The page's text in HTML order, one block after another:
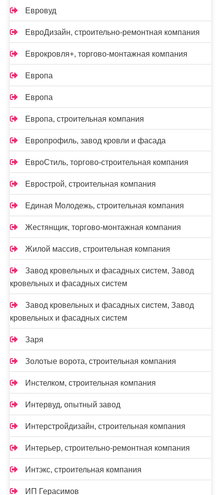
Евровуд
ЕвроДизайн, строительно-ремонтная компания
Еврокровля+, торгово-монтажная компания
Европа
Европа
Европа, строительная компания
Европрофиль, завод кровли и фасада
ЕвроСтиль, торгово-строительная компания
Еврострой, строительная компания
Единая Молодежь, строительная компания
Жестянщик, торгово-монтажная компания
Жилой массив, строительная компания
Завод кровельных и фасадных систем, Завод
кровельных и фасадных систем
Завод кровельных и фасадных систем, Завод
кровельных и фасадных систем
Заря
Золотые ворота, строительная компания
Инстелком, строительная компания
Интервуд, опытный завод
Интерстройдизайн, строительная компания
Интерьер, строительно-ремонтная компания
Интэкс, строительная компания
ИП Герасимов